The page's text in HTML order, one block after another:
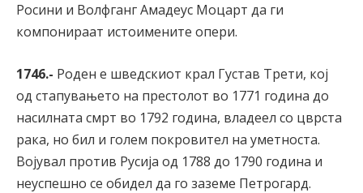
Росини и Волфганг Амадеус Моцарт да ги
компонираат истоимените опери.
1746.- Роден е шведскиот крал Густав Трети, кој
од стапувањето на престолот во 1771 година до
насилната смрт во 1792 година, владеел со цврста
рака, но бил и голем покровител на уметноста.
Војувал против Русија од 1788 до 1790 година и
неуспешно се обидел да го заземе Петрогард.